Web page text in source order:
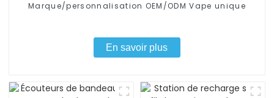
Marque/personnalisation OEM/ODM Vape unique
En savoir plus